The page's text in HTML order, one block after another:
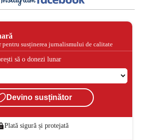
pentru susținerea jurnalismului de calitate
să o donezi lunar
Devino susținător
Plată sigură și protejată